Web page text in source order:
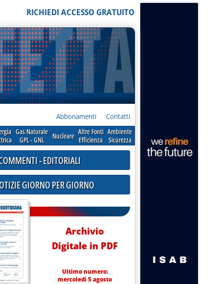
RICHIEDI ACCESSO GRATUITO
Abbonamenti Contatti
Gas Naturale
GPL - GNL
Nucleare Altre Fonti
Efficienza
Ambiente
Sicurezza
- EDITORIALI
GIORNO PER GIORNO
Archivio
Digitale in PDF
Ultimo numero:
mercoledì 5 agosto